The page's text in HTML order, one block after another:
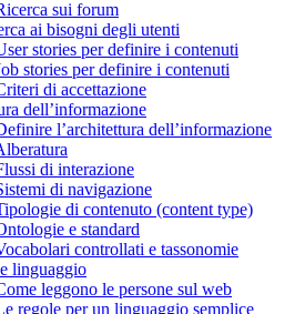
sui forum
ai bisogni degli utenti
stories per definire i contenuti
stories per definire i contenuti
di accettazione
dell’informazione
l’architettura dell’informazione
di interazione
di navigazione
di contenuto (content type)
e standard
controllati e tassonomie
linguaggio
leggono le persone sul web
regole per un linguaggio semplice